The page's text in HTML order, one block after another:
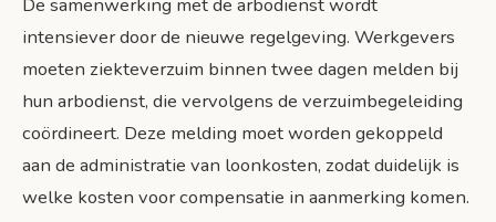
intensiever door de nieuwe regelgeving. Werkgevers
moeten ziekteverzuim binnen twee dagen melden bij
hun arbodienst, die vervolgens de verzuimbegeleiding
coördineert. Deze melding moet worden gekoppeld
aan de administratie van loonkosten, zodat duidelijk is
welke kosten voor compensatie in aanmerking komen.